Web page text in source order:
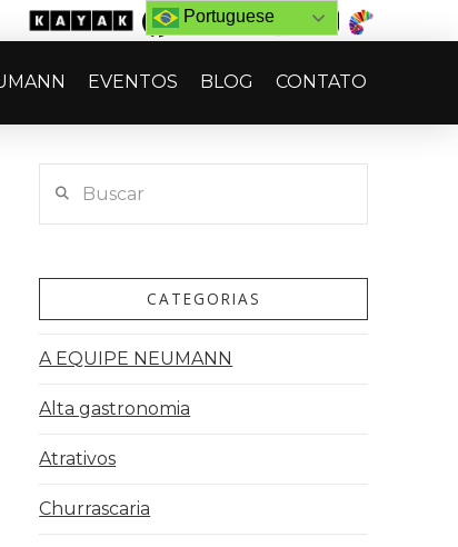
EVENTOS BLOG CONTATO
CATEGORIAS
A EQUIPE NEUMANN
Alta gastronomia
Atrativos
Churrascaria
Portuguese